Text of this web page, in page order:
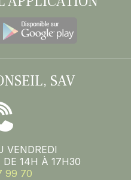
SAV
VENDREDI
14H À 17H30
99 70